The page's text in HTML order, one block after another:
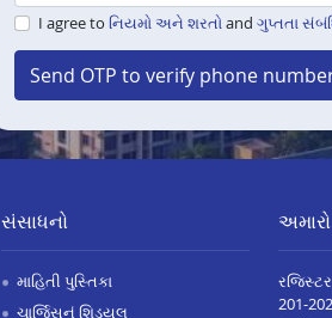
I agree to નિયમો અને શરતો and ગુપ્તતા
Send OTP to verify phone
સંસાધનો
માહિતી પુસ્તિકા
ચાર્જિસનું શિડ્યૂલ
201-